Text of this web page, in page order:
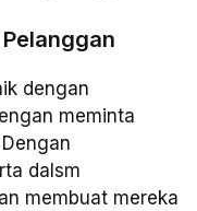
dengan
meminta
dalsm
membuat mereka